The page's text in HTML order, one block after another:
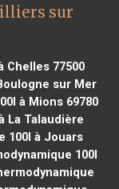
sur
Chelles 77500
sur Mer
à Mions 69780
La Talaudière
100l à Jouars
100l